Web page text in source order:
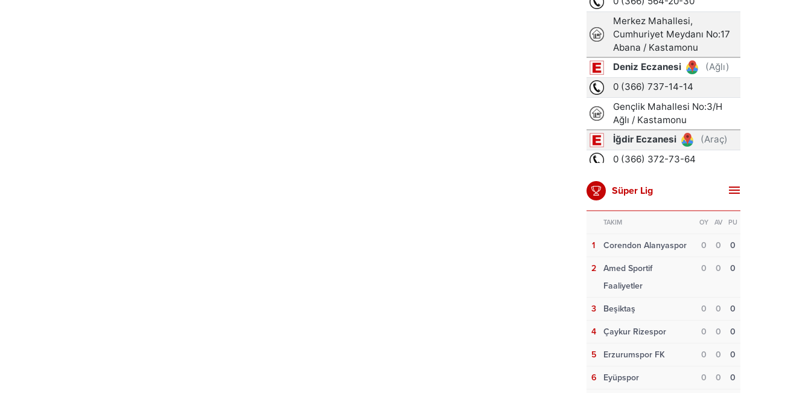
Süper Lig
TAKIM OY AV PU
1 Corendon Alanyaspor 0 0 0
2
Amed Sportif
Faaliyetler
0 0 0
3 Beşiktaş 0 0 0
4 Çaykur Rizespor 0 0 0
5 Erzurumspor FK 0 0 0
6 Eyüpspor 0 0 0